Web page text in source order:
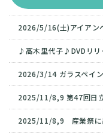
2026/5/16(土)アイアン
♪高木里代子♪DVDリリ
2026/3/14 ガラスペイ
2025/11/8,9 第47回日
2025/11/8,9 産業祭に